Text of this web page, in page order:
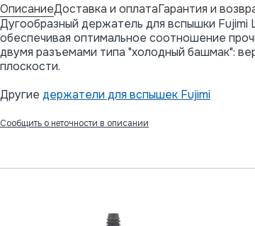
ОписаниеДоставка и оплатаГарантия и
Дугообразный держатель для вспышки Fujimi
обеспечивая оптимальное соотношение
двумя разъемами типа "холодный башмак":
плоскости.
Другие держатели для вспышек Fujimi
Сообщить о неточности в описании